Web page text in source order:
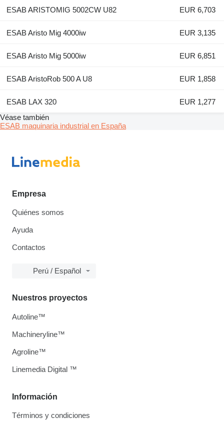
ESAB ARISTOMIG 5002CW U82 EUR 6,703
ESAB Aristo Mig 4000iw EUR 3,135
ESAB Aristo Mig 5000iw EUR 6,851
ESAB AristoRob 500 A U8 EUR 1,858
ESAB LAX 320
EUR 1,277
Véase también
ESAB maquinaria industrial en España
Empresa
Quiénes somos
Ayuda
Contactos
Perú / Español
Información
Términos y condiciones
Nuestros proyectos
Autoline™
Machineryline™
Agroline™
Linemedia Digital ™